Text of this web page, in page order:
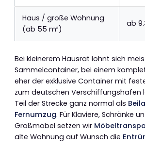
Haus / große Wohnung
(ab 55 m³)
ab
Bei kleinerem Hausrat lohnt sich
Sammelcontainer, bei einem
eher der exklusive Container mit
zum deutschen Verschiffungshafen
Teil der Strecke ganz normal als
Fernumzug. Für Klaviere, Schränke
Großmöbel setzen wir
alte Wohnung auf Wunsch die